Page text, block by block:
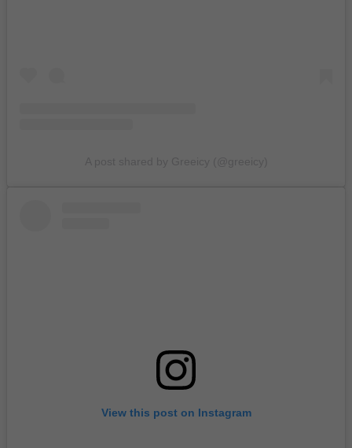
View this post on Instagram